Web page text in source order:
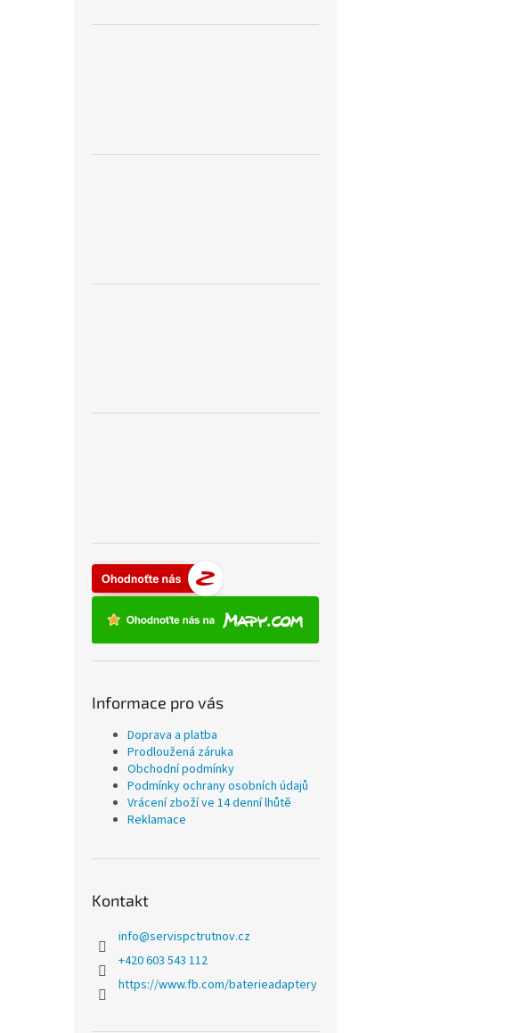
Informace pro vás
Doprava a platba
Prodloužená záruka
Obchodní podmínky
Podmínky ochrany osobních údajů
Vrácení zboží ve 14 denní lhůtě
Reklamace
Kontakt
info@servispctrutnov.cz
+420 603 543 112
https://www.fb.com/baterieadaptery